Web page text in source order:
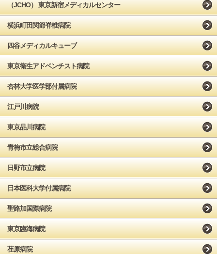
（JCHO） 東京新宿メディカルセンター
横浜町田関節脊椎病院
四谷メディカルキューブ
東京衛生アドベンチスト病院
杏林大学医学部付属病院
江戸川病院
東京品川病院
青梅市立総合病院
日野市立病院
日本医科大学付属病院
聖路加国際病院
東京臨海病院
荏原病院